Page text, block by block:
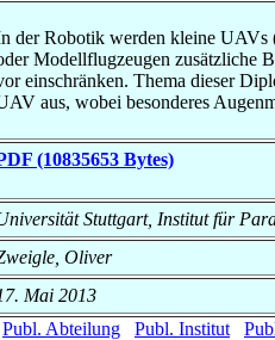
der Robotik werden kleine UAVs
Modellflugzeugen zusätzliche
einschränken. Thema dieser
aus, wobei besonderes
(10835653 Bytes)
Stuttgart, Institut für
Oliver
Mai 2013
Publ. Abteilung
Publ. Institut